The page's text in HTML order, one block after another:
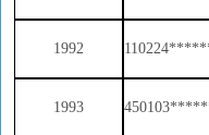
1992
1993